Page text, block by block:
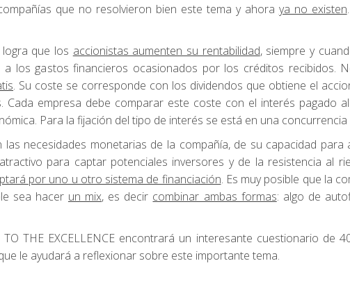
que no resolvieron bien este tema y ahora ya no existen
que los accionistas aumenten su rentabilidad, siempre y
a los gastos financieros ocasionados por los créditos recibidos.
. Su coste se corresponde con los dividendos que obtiene el
Cada empresa debe comparar este coste con el interés pagado
Para la fijación del tipo de interés se está en una
las necesidades monetarias de la compañía, de su capacidad
para captar potenciales inversores y de la resistencia al
por uno u otro sistema de financiación. Es muy posible que la
sea hacer un mix, es decir combinar ambas formas: algo de
THE EXCELLENCE encontrará un interesante cuestionario de
le ayudará a reflexionar sobre este importante tema.